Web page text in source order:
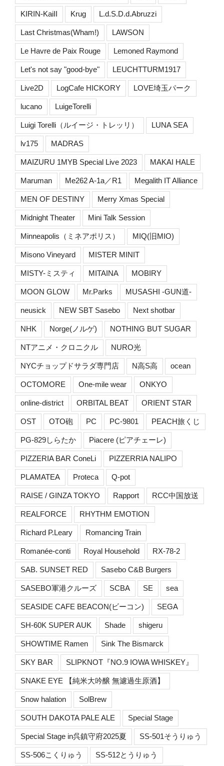
KIRIN-KaiII Krug L.d.S.D.d.Abruzzi
Last Christmas(Wham!) LAWSON
Le Havre de Paix Rouge Lemoned Raymond
Let's not say "good-bye" LEUCHTTURM1917
Live2D LogCafe HICKORY LOVE埼玉パーク
lucano LuigeTorelli
Luigi Torelli（ルイージ・トレッリ） LUNA SEA
lv175 MADRAS
MAIZURU 1MYB Special Live 2023 MAKAI HALE
Maruman Me262 A-1a／R1 Megalith IT Alliance
MEN OF DESTINY Merry Xmas Special
Midnight Theater Mini Talk Session
Minneapolis（ミネアポリス） MIQ(旧MIO)
Misono Vineyard MISTER MINIT
MISTY-ミスティ MITAINA MOBIRY
MOON GLOW Mr.Parks MUSASHI -GUN道-
neusick NEW SBT Sasebo Next shotbar
NHK Norge(ノルゲ) NOTHING BUT SUGAR
NTアニメ・クロニクル NURO光
NYCチョップドサラダ専門店 N高S高 ocean
OCTOMORE One-mile wear ONKYO
online-district ORBITAL BEAT ORIENT STAR
OST OTO砲 PC PC-9801 PEACH旅くじ
PG-829しらたか Piacere (ピアチェーレ)
PIZZERIA BAR ConeLi PIZZERRIA NALIPO
PLAMATEA Proteca Q-pot
RAISE / GINZA TOKYO Rapport RCC中国放送
REALFORCE RHYTHM EMOTION
Richard P.Leary Romancing Train
Romanée-conti Royal Household RX-78-2
SAB. SUNSET RED Sasebo C&B Burgers
SASEBO軍港クルーズ SCBA SE sea
SEASIDE CAFE BEACON(ビーコン) SEGA
SH-60K SUPER AUK Shade shigeru
SHOWTIME Ramen Sink The Bismarck
SKY BAR SLIPKNOT『NO.9 IOWA WHISKEY』
SNAKE EYE 【純米大吟醸 無濾過生原酒】
Snow halation SolBrew
SOUTH DAKOTA PALE ALE Special Stage
Special Stage in呉鎮守府2025夏 SS-501そうりゅう
SS-506こくりゅう SS-512とうりゅう